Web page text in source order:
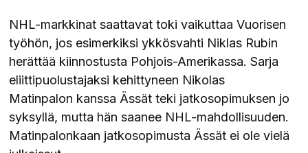
NHL-markkinat saattavat toki vaikuttaa Vuorisen
työhön, jos esimerkiksi ykkösvahti Niklas Rubin
herättää kiinnostusta Pohjois-Amerikassa. Sarja
eliittipuolustajaksi kehittyneen Nikolas
Matinpalon kanssa Ässät teki jatkosopimuksen jo
syksyllä, mutta hän saanee NHL-mahdollisuuden.
Matinpalonkaan jatkosopimusta Ässät ei ole vielä